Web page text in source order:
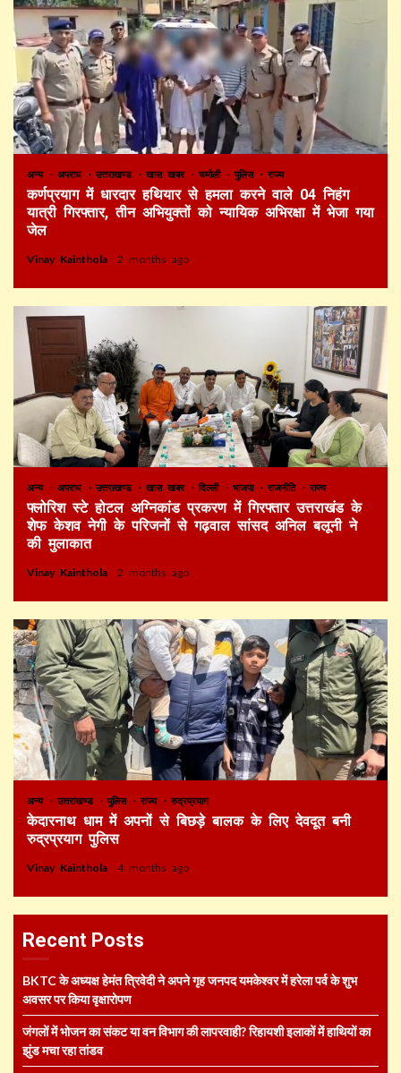
अन्य अपराध उत्तराखण्ड खास खबर चमोली पुलिस राज्य
कर्णप्रयाग में धारदार हथियार से हमला करने वाले 04 निहंग
यात्री गिरफ्तार, तीन अभियुक्तों को न्यायिक अभिरक्षा में भेजा गया
जेल
Vinay Kainthola 2 months ago
अन्य अपराध उत्तराखण्ड खास खबर दिल्ली भाजपा राजनीति राज्य
फ्लोरिश स्टे होटल अग्निकांड प्रकरण में गिरफ्तार उत्तराखंड के
शेफ केशव नेगी के परिजनों से गढ़वाल सांसद अनिल बलूनी ने
की मुलाकात
Vinay Kainthola 2 months ago
अन्य उत्तराखण्ड पुलिस राज्य रुद्रप्रयाग
केदारनाथ धाम में अपनों से बिछड़े बालक के लिए देवदूत बनी
रुद्रप्रयाग पुलिस
Vinay Kainthola 4 months ago
Recent Posts
BKTC के अध्यक्ष हेमंत त्रिवेदी ने अपने गृह जनपद यमकेश्वर में हरेला पर्व के शुभ
अवसर पर किया वृक्षारोपण
जंगलों में भोजन का संकट या वन विभाग की लापरवाही? रिहायशी इलाकों में हाथियों का
झुंड मचा रहा तांडव